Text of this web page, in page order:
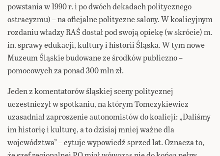
powstania w 1990 r. i po dwóch dekadach politycznego
ostracyzmu) – na oficjalne polityczne salony. W koalicyjnym
rozdaniu władzy RAŚ dostał pod swoją opiekę (w skrócie) m.
in. sprawy edukacji, kultury i historii Śląska. W tym nowe
Muzeum Śląskie budowane ze środków publiczno –
pomocowych za ponad 300 mln zł.
Jeden z komentatorów śląskiej sceny politycznej
uczestniczył w spotkaniu, na którym Tomczykiewicz
uzasadniał zaproszenie autonomistów do koalicji: „Daliśmy
im historię i kulturę, a to dzisiaj mniej ważne dla
województwa” – cytuje wypowiedź sprzed lat. Oznacza to,